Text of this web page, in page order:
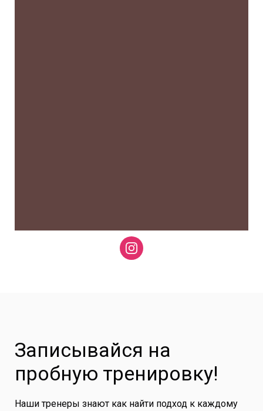
Записывайся на
пробную тренировку!
Наши тренеры знают как найти подход к каждому